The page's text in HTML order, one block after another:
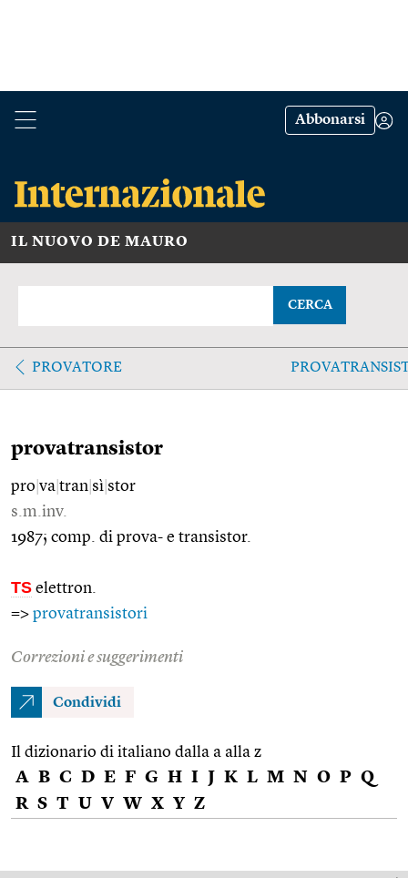
Abbonarsi
IL NUOVO DE MAURO
CERCA
PROVATORE
provatransistor
pro va tran sì stor
s.m.inv.
1987; comp. di prova- e transistor.
TS elettron.
=> provatransistori
Correzioni e suggerimenti
Condividi
Il dizionario di italiano dalla a alla z
A B C D E F G H I J K L M N O P Q
R S T U V W X Y Z